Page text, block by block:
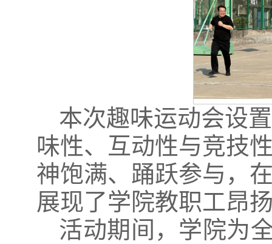
本次趣味运动会设
味性、互动性与竞技
神饱满、踊跃参与，
展现了学院教职工昂
活动期间，学院为